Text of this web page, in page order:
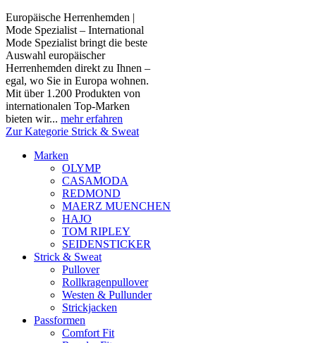
Europäische Herrenhemden |
Mode Spezialist – International
Mode Spezialist bringt die beste
Auswahl europäischer
Herrenhemden direkt zu Ihnen –
egal, wo Sie in Europa wohnen.
Mit über 1.200 Produkten von
internationalen Top-Marken
bieten wir... mehr erfahren
Zur Kategorie Strick & Sweat
Marken
OLYMP
CASAMODA
REDMOND
MAERZ MUENCHEN
HAJO
TOM RIPLEY
SEIDENSTICKER
Strick & Sweat
Pullover
Rollkragenpullover
Westen & Pullunder
Strickjacken
Passformen
Comfort Fit